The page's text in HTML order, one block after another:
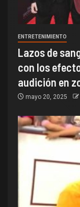
ENTRETENIMIENTO
Lazos de
con los
audición en
mayo 20, 2025